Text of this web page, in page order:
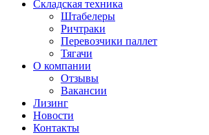
Складская техника
Штабелеры
Ричтраки
Перевозчики паллет
Тягачи
О компании
Отзывы
Вакансии
Лизинг
Новости
Контакты